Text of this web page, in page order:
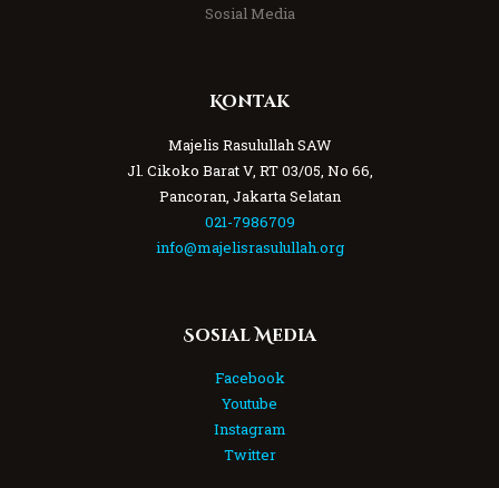
Sosial Media
Kontak
Majelis Rasulullah SAW
Jl. Cikoko Barat V, RT 03/05, No 66,
Pancoran, Jakarta Selatan
021-7986709
info@majelisrasulullah.org
Sosial Media
Facebook
Youtube
Instagram
Twitter